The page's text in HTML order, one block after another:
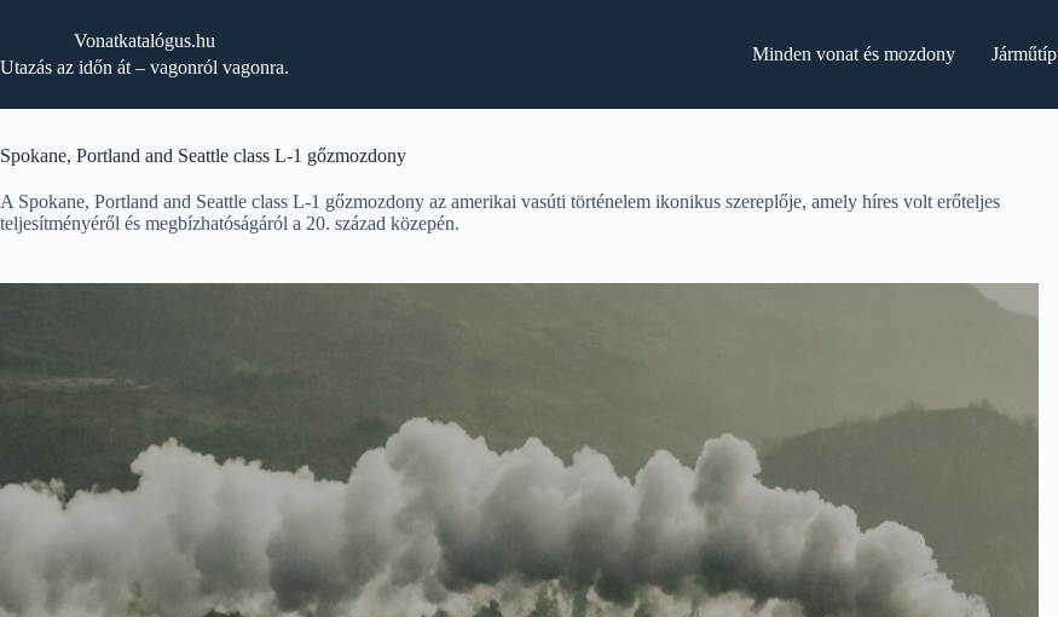
Vonatkatalógus.hu
Utazás az időn át – vagonról vagonra.
Minden vonat és mozdony
Spokane, Portland and Seattle class L-1 gőzmozdony
A Spokane, Portland and Seattle class L-1 gőzmozdony az amerikai vasúti történelem ikonikus szereplője, amely híres volt erőteljes
teljesítményéről és megbízhatóságáról a 20. század közepén.